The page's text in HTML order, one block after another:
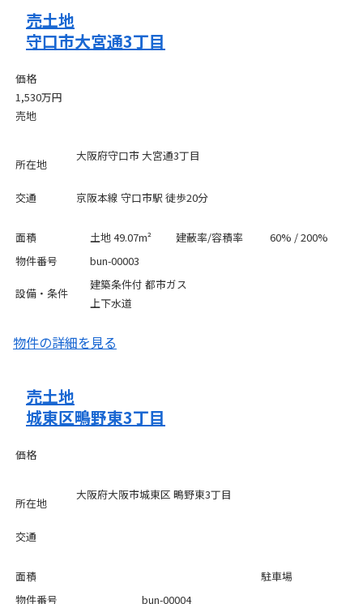
売土地
守口市大宮通3丁目
価格
1,530万円
売地
所在地
大阪府守口市 大宮通3丁目
交通 京阪本線 守口市駅 徒歩20分
面積 土地 49.07m² 建蔽率/容積率
60% / 200%
物件番号
bun-00003
設備・条件
建築条件付 都市ガス
上下水道
物件の詳細を見る
売土地
城東区鴫野東3丁目
価格
所在地
大阪府大阪市城東区 鴫野東3丁目
交通
面積
駐車場
物件番号
bun-00004